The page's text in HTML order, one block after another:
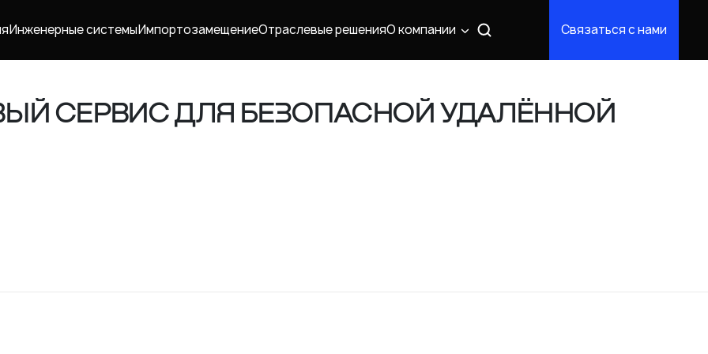
Инженерные системыИмпорто­замещениеОтраслевые решенияО компании Связаться с нами
СЕРВИС ДЛЯ БЕЗОПАСНОЙ УДАЛЁННОЙ